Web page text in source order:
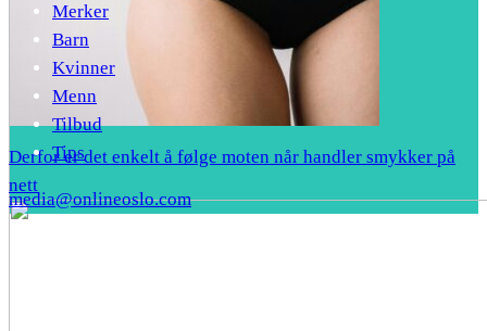
Derfor er det enkelt å følge moten når handler smykker på
nett
Merker
Barn
Kvinner
Menn
Tilbud
Tips
media@onlineoslo.com